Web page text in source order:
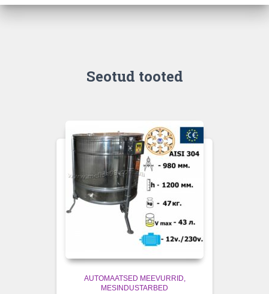
Seotud tooted
AUTOMAATSED MEEVURRID
MESINDUSTARBED